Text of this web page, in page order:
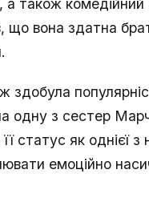
а також
що вона здатна
здобула
одну з сестер
статус як однієї
емоційно